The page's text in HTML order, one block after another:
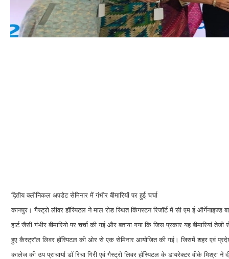
द्वितीय क्लीनिकल अपडेट सेमिनार में गंभीर बीमारियों पर हुई चर्चा
कानपुर। गैस्ट्रो लीवर हॉस्पिटल ने माल रोड स्थित किंगस्टन रिजॉर्ट में सी एम ई
हार्ट जैसी गंभीर बीमारियो पर चर्चा की गई और बताया गया कि जिस प्रकार यह बीमारियां
हुए कैस्ट्रॉल लिवर हॉस्पिटल की ओर से एक सेमिनार आयोजित की गई। जिसमें शहर एवं
कालेज की उप प्राचार्या डॉ रिचा गिरी एवं गैस्ट्रो लिवर हॉस्पिटल के डायरेक्टर वीके